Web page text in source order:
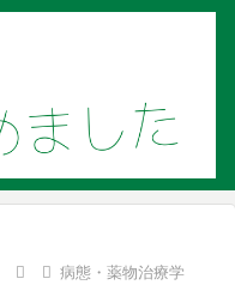
病態・薬物治療学